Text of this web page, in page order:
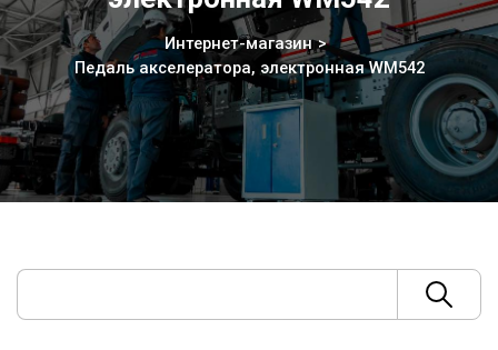
Интернет-магазин
Педаль акселератора, электронная WM542